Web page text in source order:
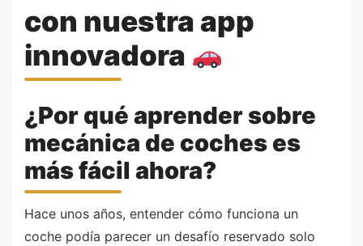
con nuestra app
innovadora
¿Por qué aprender sobre
mecánica de coches es
más fácil ahora?
Hace unos años, entender cómo funciona un
coche podía parecer un desafío reservado solo